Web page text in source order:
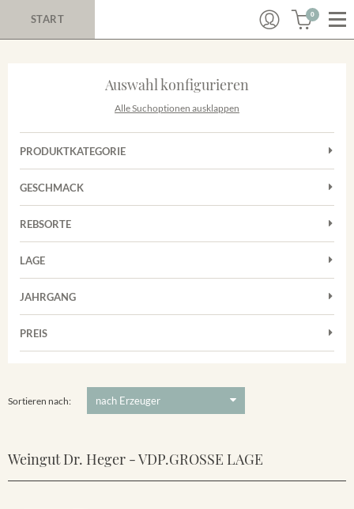
START 0
Auswahl konfigurieren
Alle Suchoptionen ausklappen
PRODUKTKATEGORIE
Cuvées
Rosé
Weißwein
GESCHMACK
Trocken
REBSORTE
Chardonnay
Grauburgunder
Riesling
LAGE
Achkarrer Schlossberg
Vorderer Winklerberg
Winklerberg Hinter Winklen
JAHRGANG
PREIS
Sortieren nach:
Weingut Dr. Heger - VDP.GROSSE LAGE